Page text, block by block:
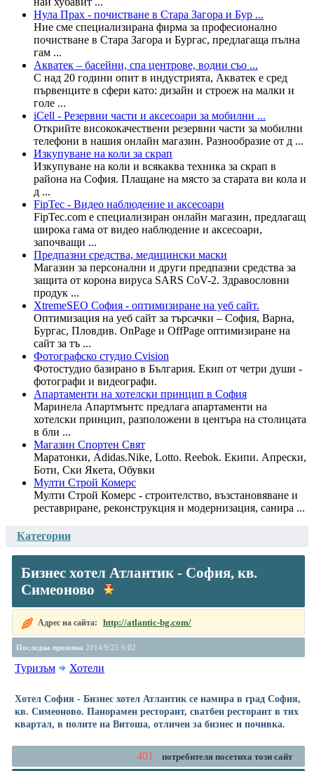
Нула Прах - почистване в Стара Загора и Бур ...
Ние сме специализирана фирма за професионално
почистване в Стара Загора и Бургас, предлагаща пълна
гам ...
Акватек – басейни, спа центрове, водни съо ...
С над 20 години опит в индустрията, Акватек е сред
първенците в сфери като: дизайн и строеж на малки и
голе ...
iCell - Резервни части и аксесоари за мобилни ...
Открийте висококачествени резервни части за мобилни
телефони в нашия онлайн магазин. Разнообразие от д ...
Изкупуване на коли за скрап
Изкупуване на коли и всякаква техника за скрап в
района на София. Плащане на място за старата ви кола и
д ...
FipTec - Видео наблюдение и аксесоари
FipTec.com е специализиран онлайн магазин, предлагащ
широка гама от видео наблюдение и аксесоари,
започващи ...
Предпазни средства, медицински маски
Магазин за персонални и други предпазни средства за
защита от корона вируса SARS CoV-2. Здравословни
продук ...
XtremeSEO София - оптимизиране на уеб сайт.
Оптимизация на уеб сайт за търсачки – София, Варна,
Бургас, Пловдив. OnPage и OffPage оптимизиране на
сайт за тъ ...
Фотографско студио Cvision
Фотостудио базирано в България. Екип от четри души -
фотографи и видеографи.
Апартаменти на хотелски принцип в София
Маринела Апартмънтс предлага апартаменти на
хотелски принцип, разположени в центъра на столицата
в бли ...
Магазин Спортен Свят
Маратонки, Adidas.Nike, Lotto. Reebok. Екипи. Апрески,
Боти, Ски Якета, Обувки
Мулти Строй Комерс
Мулти Строй Комерс - строителство, възстановяване и
реставриране, реконструкция и модернизация, санира ...
Категории
Бизнес хотел Атлантик - София, кв.
Симеоново
Адрес на сайта: http://atlantic-bg.com/
Последна промяна 2014/9/25 6:02
Туризъм Хотели
Хотел София - Бизнес хотел Атлантик се намира в град София,
кв. Симеоново. Панорамен ресторант, сватбен ресторант в тих
квартал, в полите на Витоша, отличен за бизнес и почивка.
401 потребителя посетиха този сайт